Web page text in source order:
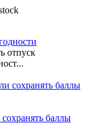
отпуск
баллы